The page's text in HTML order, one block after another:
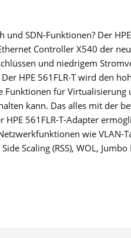
SDN-Funktionen? Der
Controller X540 der
und niedrigem
HPE 561FLR-T wird den
für
kann. Das alles mit der
561FLR-T-Adapter
wie VLAN-
Scaling (RSS), WOL,